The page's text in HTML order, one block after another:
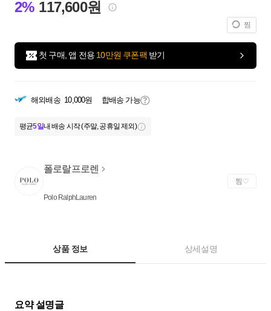
2% 117,600원
찜
첫 구매, 앱 전용 10만원 쿠폰팩 받기
해외배송 10,000원 합배송 가능
평균5일내 배송 시작 (주말, 공휴일 제외)
폴로랄프로렌
Polo RalphLauren
찜
상품 정보 상세설명
요약 설명글